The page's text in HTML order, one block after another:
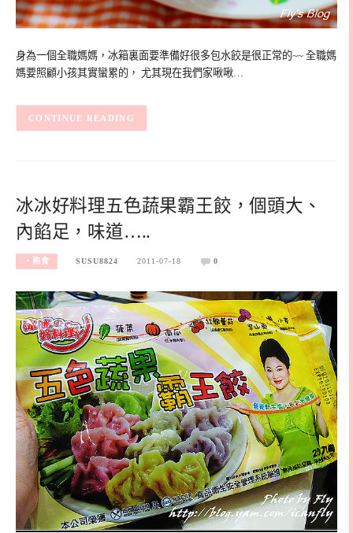
身為一個全職媽媽，冰箱裏面要準備好很多包水餃是很正常的~~ 全職媽
媽要照顧小孩其實蠻累的， 尤其現在我們家啾啾…
CONTINUE READING
冰冰好料理五色蔬果霸王餃，個頭大、
內餡足，味道…..
‧熟食 SUSU8824 2011-07-18 0